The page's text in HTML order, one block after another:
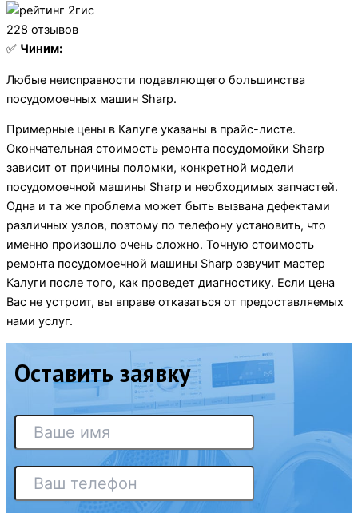
228 отзывов
✅ Чиним:
Любые неисправности подавляющего большинства
посудомоечных машин Sharp.
Примерные цены в Калуге указаны в прайс-листе.
Окончательная стоимость ремонта посудомойки Sharp
зависит от причины поломки, конкретной модели
посудомоечной машины Sharp и необходимых запчастей.
Одна и та же проблема может быть вызвана дефектами
различных узлов, поэтому по телефону установить, что
именно произошло очень сложно. Точную стоимость
ремонта посудомоечной машины Sharp озвучит мастер
Калуги после того, как проведет диагностику. Если цена
Вас не устроит, вы вправе отказаться от предоставляемых
нами услуг.
Оставить заявку